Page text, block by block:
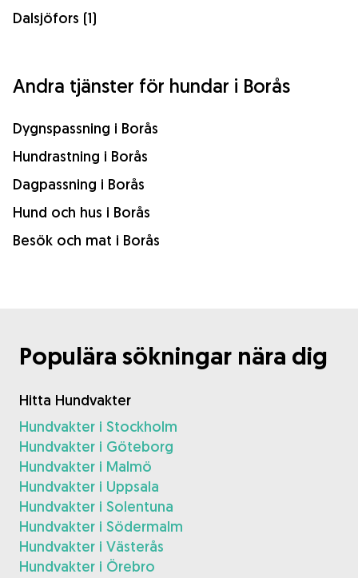
Dalsjöfors (1)
Andra tjänster för hundar i Borås
Dygnspassning i Borås
Hundrastning i Borås
Dagpassning i Borås
Hund och hus i Borås
Besök och mat i Borås
Populära sökningar nära dig
Hitta Hundvakter
Hundvakter i Stockholm
Hundvakter i Göteborg
Hundvakter i Malmö
Hundvakter i Uppsala
Hundvakter i Solentuna
Hundvakter i Södermalm
Hundvakter i Västerås
Hundvakter i Örebro